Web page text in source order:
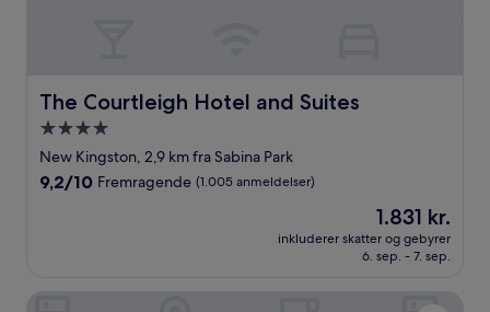
The Courtleigh Hotel and Suites
The Courtleigh Hotel and Suites
4.0-
stjernet
overnatningssted
New Kingston, 2,9 km fra Sabina Park
9.2
anmeldelser)
9,2/10 Fremragende (1.005 anmeldelser)
Prisen
er
1.831 kr.
1.831 kr.
inkluderer skatter og gebyrer
6. sep. - 7. sep.